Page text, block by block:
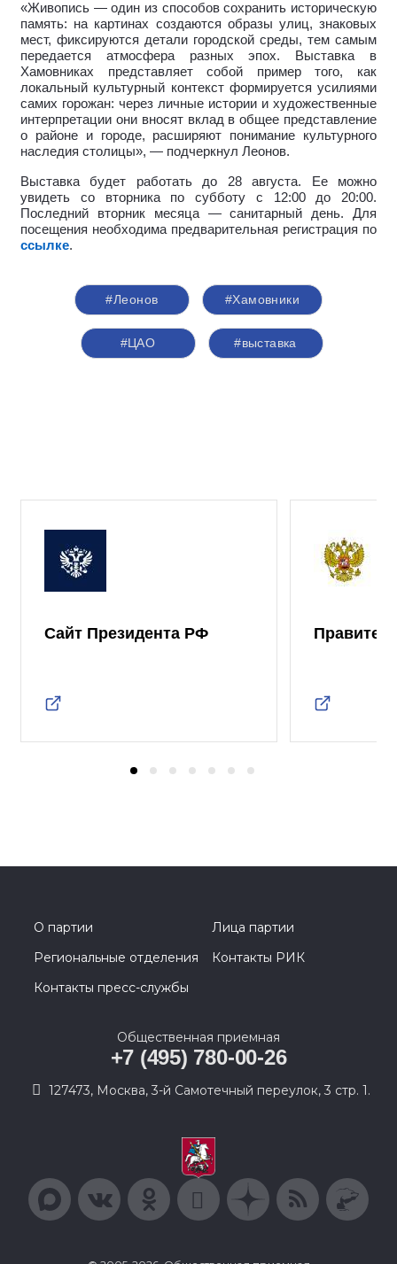
«Живопись — один из способов сохранить историческую
память: на картинах создаются образы улиц, знаковых
мест, фиксируются детали городской среды, тем самым
передается атмосфера разных эпох.
Выставка в
Хамовниках представляет собой пример того, как
локальный культурный контекст формируется усилиями
самих горожан: через личные истории и художественные
интерпретации они вносят вклад в общее представление
о районе и городе, расширяют понимание культурного
наследия столицы», — подчеркнул Леонов.
Выставка будет работать до 28 августа. Ее можно
увидеть со вторника по субботу с 12:00 до 20:00.
Последний вторник месяца — санитарный день. Для
посещения необходима предварительная регистрация по
ссылке.
#Леонов #Хамовники
#ЦАО #выставка
Сайт Президента РФ
О партии
Лица партии
Региональные отделения
Контакты РИК
Контакты пресс-службы
Общественная приемная
+7 (495) 780-00-26
127473, Москва, 3-й Самотечный переулок, 3 стр. 1.